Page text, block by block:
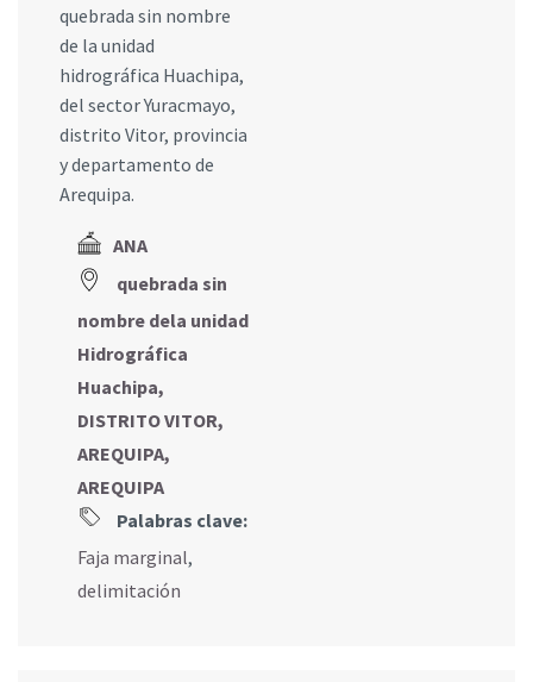
quebrada sin nombre
de la unidad
hidrográfica Huachipa,
del sector Yuracmayo,
distrito Vitor, provincia
y departamento de
Arequipa.
ANA
quebrada sin
nombre dela unidad
Hidrográfica
Huachipa,
DISTRITO VITOR,
AREQUIPA,
AREQUIPA
Palabras clave:
Faja marginal,
delimitación